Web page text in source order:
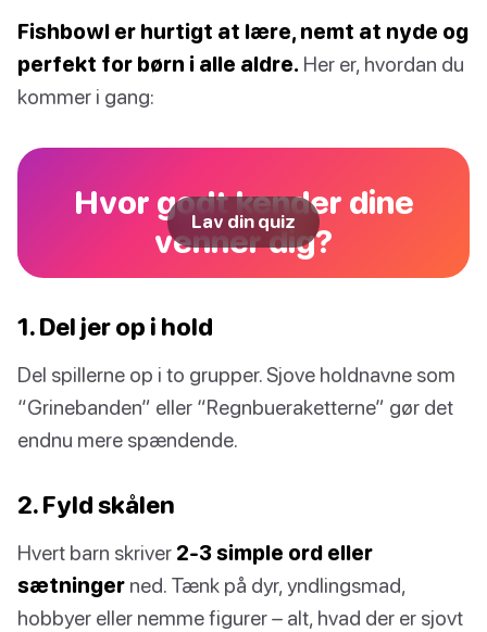
Fishbowl er hurtigt at lære, nemt at nyde og
perfekt for børn i alle aldre. Her er, hvordan du
kommer i gang:
Hvor godt kender dine
venner dig?
Lav din quiz
1. Del jer op i hold
Del spillerne op i to grupper. Sjove holdnavne som
“Grinebanden” eller “Regnbueraketterne” gør det
endnu mere spændende.
2. Fyld skålen
Hvert barn skriver 2-3 simple ord eller
sætninger ned. Tænk på dyr, yndlingsmad,
hobbyer eller nemme figurer – alt, hvad der er sjovt